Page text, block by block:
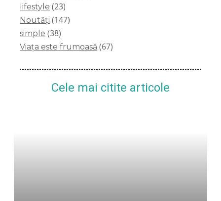
lifestyle (23)
Noutăți (147)
simple (38)
Viața este frumoasă (67)
Cele mai citite articole